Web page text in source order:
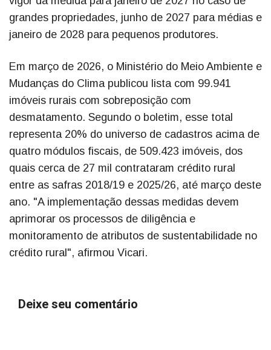
grandes propriedades, junho de 2027 para médias e
janeiro de 2028 para pequenos produtores.
Em março de 2026, o Ministério do Meio Ambiente e
Mudanças do Clima publicou lista com 99.941
imóveis rurais com sobreposição com
desmatamento. Segundo o boletim, esse total
representa 20% do universo de cadastros acima de
quatro módulos fiscais, de 509.423 imóveis, dos
quais cerca de 27 mil contrataram crédito rural
entre as safras 2018/19 e 2025/26, até março deste
ano. "A implementação dessas medidas devem
aprimorar os processos de diligência e
monitoramento de atributos de sustentabilidade no
crédito rural", afirmou Vicari.
Deixe seu comentário